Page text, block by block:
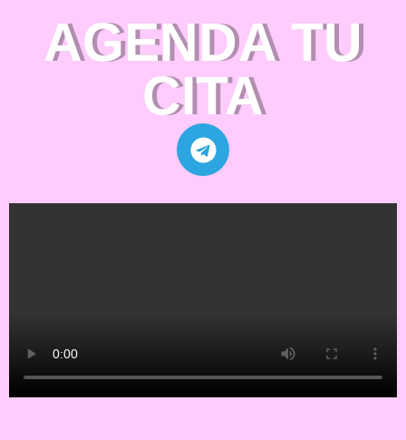
AGENDA TU
CITA